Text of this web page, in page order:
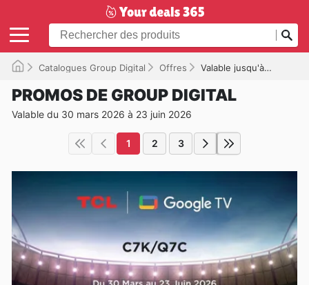
Catalogues Group Digital Offres Valable jusqu'à 23/06/2026
PROMOS DE GROUP DIGITAL
Valable du 30 mars 2026 à 23 juin 2026
1 2 3